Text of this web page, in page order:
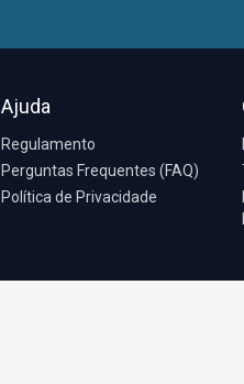
Ajuda
Regulamento
Perguntas Frequentes (FAQ)
Política de Privacidade